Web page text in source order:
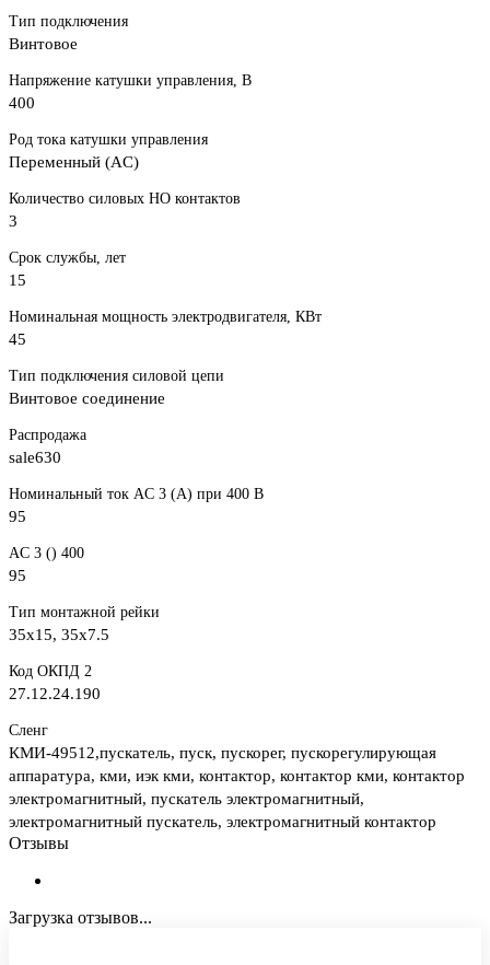
Тип подключения
Винтовое
Напряжение катушки управления, В
400
Род тока катушки управления
Переменный (AC)
Количество силовых НО контактов
3
Срок службы, лет
15
Номинальная мощность электродвигателя, КВт
45
Тип подключения силовой цепи
Винтовое соединение
Распродажа
sale630
Номинальный ток AC 3 (А) при 400 В
95
AC 3 () 400
95
Тип монтажной рейки
35x15, 35x7.5
Код ОКПД 2
27.12.24.190
Сленг
КМИ-49512,пускатель, пуск, пускорег, пускорегулирующая
аппаратура, кми, иэк кми, контактор, контактор кми, контактор
электромагнитный, пускатель электромагнитный,
электромагнитный пускатель, электромагнитный контактор
Отзывы
Загрузка отзывов...